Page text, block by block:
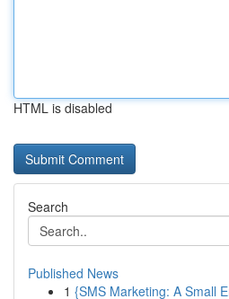
HTML is disabled
Search
Published News
1 {SMS Marketing: A Small